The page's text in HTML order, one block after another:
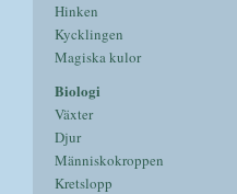
Hinken
Kycklingen
Magiska kulor
Biologi
Växter
Djur
Människokroppen
Kretslopp